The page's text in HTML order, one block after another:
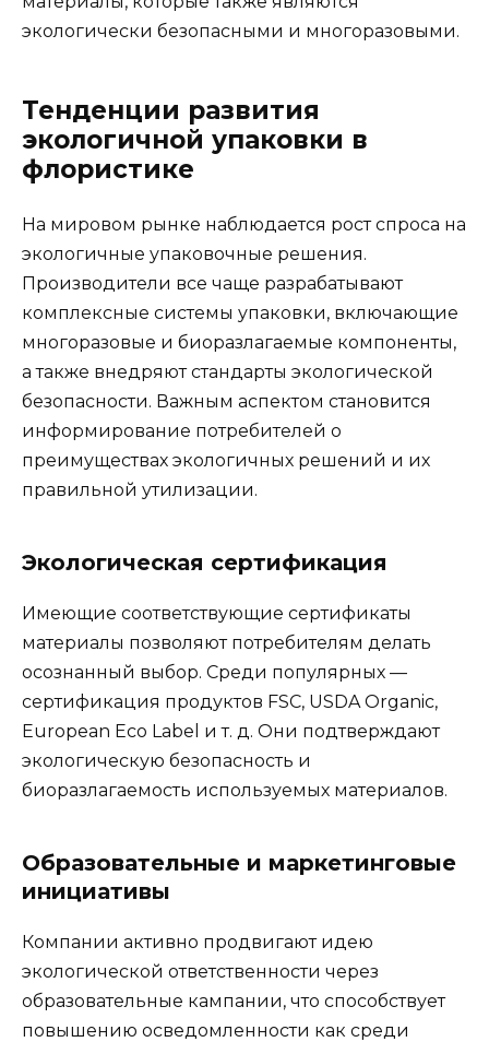
экологически безопасными и многоразовыми.
Тенденции развития
экологичной упаковки в
флористике
На мировом рынке наблюдается рост спроса на
экологичные упаковочные решения.
Производители все чаще разрабатывают
комплексные системы упаковки, включающие
многоразовые и биоразлагаемые компоненты,
а также внедряют стандарты экологической
безопасности. Важным аспектом становится
информирование потребителей о
преимуществах экологичных решений и их
правильной утилизации.
Экологическая сертификация
Имеющие соответствующие сертификаты
материалы позволяют потребителям делать
осознанный выбор. Среди популярных —
сертификация продуктов FSC, USDA Organic,
European Eco Label и т. д. Они подтверждают
экологическую безопасность и
биоразлагаемость используемых материалов.
Образовательные и маркетинговые
инициативы
Компании активно продвигают идею
экологической ответственности через
образовательные кампании, что способствует
повышению осведомленности как среди